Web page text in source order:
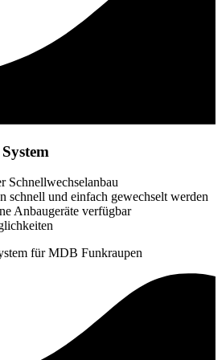
Schnellwechselanbau
schnell und einfach gewechselt werden
Anbaugeräte verfügbar